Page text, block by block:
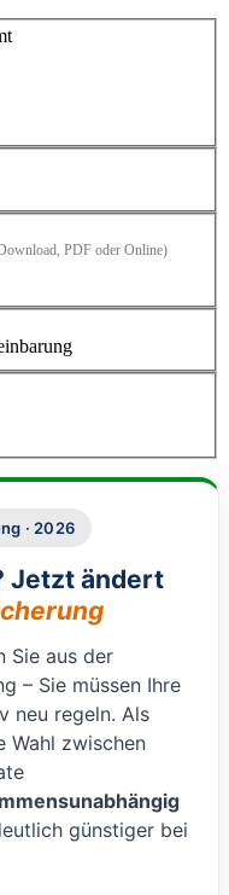
PDF oder Online)
· 2026
Jetzt ändert
Sie aus der
– Sie müssen Ihre
neu regeln. Als
Wahl zwischen
günstiger bei